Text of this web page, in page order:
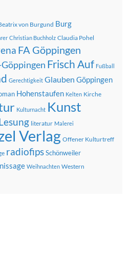
von Burgund Burg
Christian Buchholz Claudia Pohel
FA Göppingen
Frisch Auf Fußball
Gerechtigkeit Glauben Göppingen
Hohenstaufen Kelten Kirche
Kulturnacht Kunst
literatur Malerei
Verlag Offener Kulturtreff
radiofipsSchönweiler
Weihnachten Western